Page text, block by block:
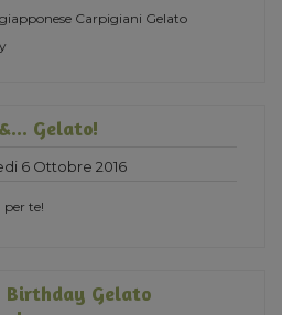
Carpigiani Gelato
Gelato!
6 Ottobre 2016
per te!
Birthday Gelato